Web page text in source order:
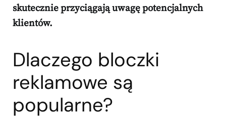
skutecznie przyciągają uwagę potencjalnych
klientów.
Dlaczego bloczki
reklamowe są
popularne?